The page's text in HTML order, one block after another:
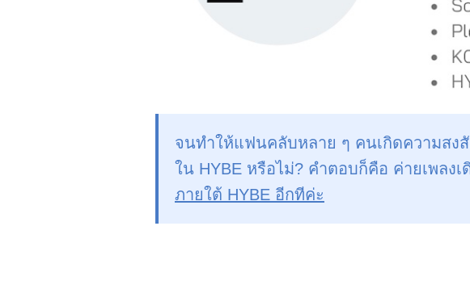
จนทำให้แฟนคลับหลาย ๆ คนเกิดความสง
ใน HYBE หรือไม่? คำตอบก็คือ ค่ายเพลง
ภายใต้ HYBE อีกทีค่ะ